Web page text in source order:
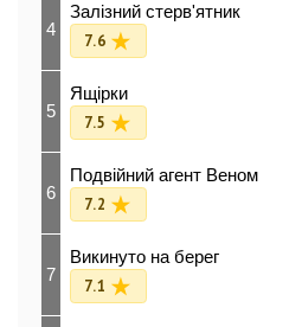
4
Залізний стерв'ятник
7.6
5
Ящірки
7.5
6
Подвійний агент Веном
7.2
7
Викинуто на берег
7.1